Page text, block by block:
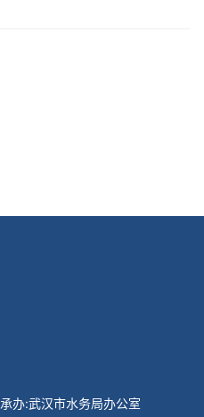
承办:武汉市水务局办公室